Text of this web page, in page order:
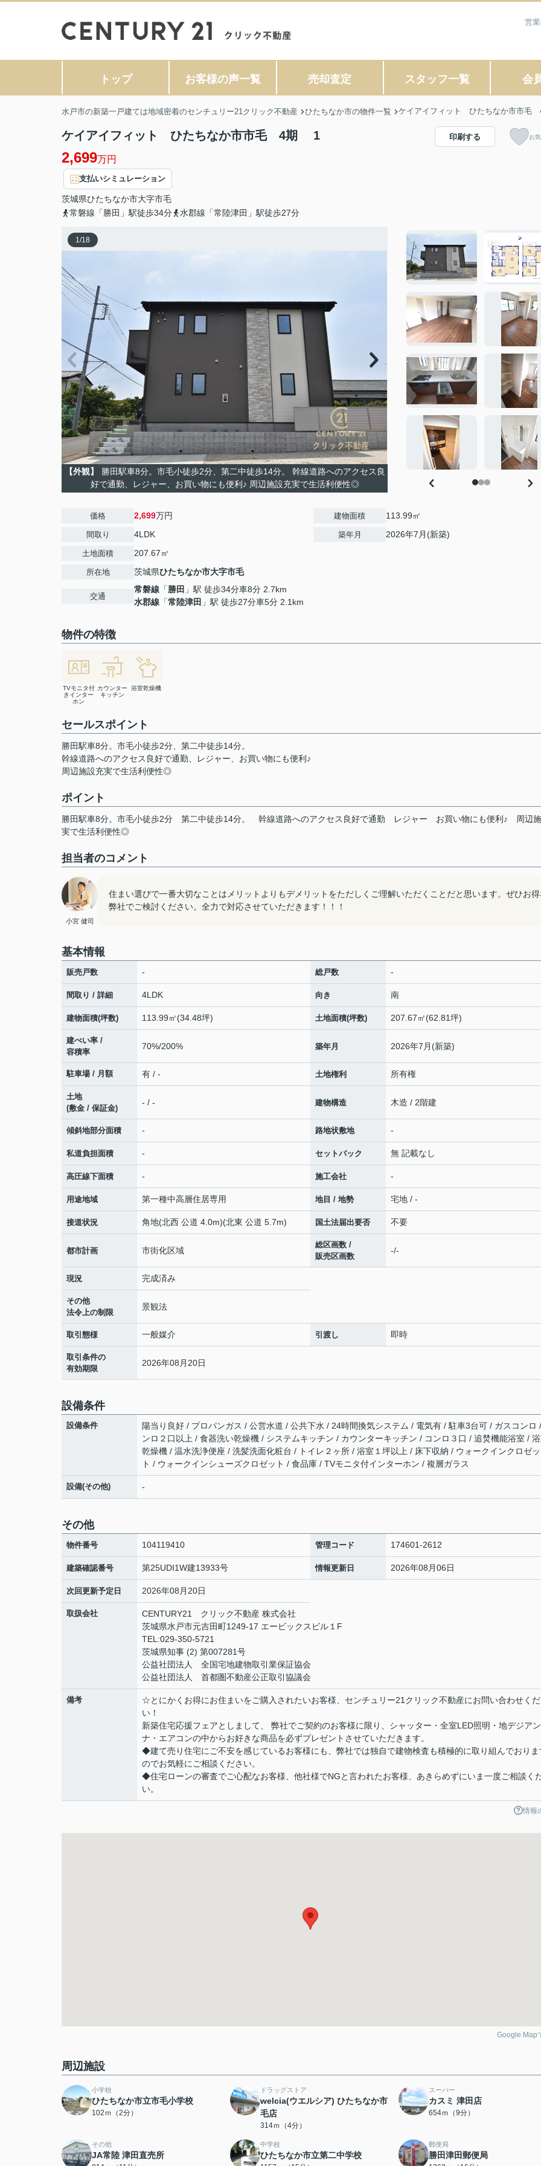
営
トップ お客様の声一覧 売却査定 スタッフ一覧 会
水戸市の新築一戸建ては地域密着のセンチュリー21クリック不動産 ひたちなか市の物件一覧 ケイアイフィット ひたちなか市市
ケイアイフィット ひたちなか市市毛 4期 1
2,699万円
支払いシミュレーション
茨城県ひたちなか市大字市毛
常磐線「勝田」駅徒歩34分
水郡線「常陸津田」駅徒歩27分
印刷する お
1/18
【外観】
勝田駅車8分。市毛小徒歩2分、第二中徒歩14分。 幹線道路へのアクセス良
好で通勤、レジャー、お買い物にも便利♪ 周辺施設充実で生活利便性◎
価格 2,699万円
間取り 4LDK
土地面積 207.67㎡
所在地 茨城県ひたちなか市大字市毛
交通
常磐線 「勝田 」駅 徒歩34分車8分 2.7km
水郡線 「常陸津田 」駅 徒歩27分車5分 2.1km
建物面積 113.99㎡
築年月 2026年7月(新築)
物件の特徴
TVモニタ付
きインター
ホン
カウンター
キッチン
浴室乾燥機
セールスポイント
勝田駅車8分。市毛小徒歩2分、第二中徒歩14分。
幹線道路へのアクセス良好で通勤、レジャー、お買い物にも便利♪
周辺施設充実で生活利便性◎
ポイント
勝田駅車8分。市毛小徒歩2分 第二中徒歩14分。 幹線道路へのアクセス良好で通勤 レジャー お買い物にも便利♪
周辺
実で生活利便性◎
担当者のコメント
小宮 健司
住まい選びで一番大切なことはメリットよりもデメリットをただしくご理解いただくことだと思います。ぜひお
弊社でご検討ください。全力で対応させていただきます！！！
基本情報
販売戸数 - 総戸数 -
間取り / 詳細 4LDK 向き 南
建物面積(坪数) 113.99㎡(34.48坪) 土地面積(坪数) 207.67㎡(62.81坪)
建ぺい率 /
容積率
70%/200% 築年月 2026年7月(新築)
駐車場 / 月額 有 / - 土地権利 所有権
土地
(敷金 / 保証金)
- / - 建物構造 木造 / 2階建
傾斜地部分面積 - 路地状敷地 -
私道負担面積 - セットバック 無 記載なし
高圧線下面積 - 施工会社 -
用途地域 第一種中高層住居専用 地目 / 地勢 宅地 / -
接道状況 角地(北西 公道 4.0m)(北東 公道 5.7m) 国土法届出要否 不要
都市計画 市街化区域
総区画数 /
販売区画数
-/-
現況 完成済み
その他
法令上の制限
景観法
取引態様 一般媒介 引渡し 即時
取引条件の
有効期限
2026年08月20日
設備条件
設備条件
陽当り良好 / プロパンガス / 公営水道 / 公共下水 / 24時間換気システム / 電気有 / 駐車3台可 / ガスコンロ
ンロ２口以上 / 食器洗い乾燥機 / システムキッチン / カウンターキッチン / コンロ３口 / 追焚機能浴室 /
乾燥機 / 温水洗浄便座 / 洗髪洗面化粧台 / トイレ２ヶ所 / 浴室１坪以上 / 床下収納 / ウォークインクロゼッ
ト / ウォークインシューズクロゼット / 食品庫 / TVモニタ付インターホン / 複層ガラス
設備(その他) -
その他
物件番号 104119410 管理コード 174601-2612
建築確認番号 第25UDI1W建13933号 情報更新日 2026年08月06日
次回更新予定日 2026年08月20日
取扱会社
CENTURY21 クリック不動産 株式会社
茨城県水戸市元吉田町1249-17 エービックスビル１F
TEL:029-350-5721
茨城県知事 (2) 第007281号
公益社団法人 全国宅地建物取引業保証協会
公益社団法人 首都圏不動産公正取引協議会
備考
☆とにかくお得にお住まいをご購入されたいお客様、センチュリー21クリック不動産にお問い合わせく
い！
新築住宅応援フェアとしまして、 弊社でご契約のお客様に限り、シャッター・全室LED照明・地デジア
ナ・エアコンの中からお好きな商品を必ずプレゼントさせていただきます。
◆建て売り住宅にご不安を感じているお客様にも、弊社では独自で建物検査も積極的に取り組んでおりま
のでお気軽にご相談ください。
◆住宅ローンの審査でご心配なお客様、他社様でNGと言われたお客様、あきらめずにいま一度ご相談く
い。
情報
Google Map
周辺施設
小学校
ひたちなか市立市毛小学校
102ｍ（2分）
ドラッグストア
welcia(ウエルシア) ひたちなか市
毛店
314ｍ（4分）
スーパー
カスミ 津田店
654ｍ（9分）
その他
JA常陸 津田直売所
中学校
ひたちなか市立第二中学校
郵便局
勝田津田郵便局